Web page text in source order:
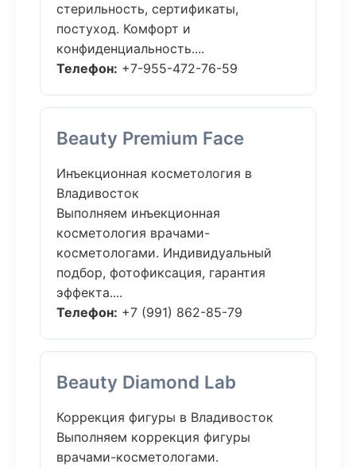
стерильность, сертификаты,
постуход. Комфорт и
конфиденциальность....
Телефон: +7-955-472-76-59
Beauty Premium Face
Инъекционная косметология в
Владивосток
Выполняем инъекционная
косметология врачами-
косметологами. Индивидуальный
подбор, фотофиксация, гарантия
эффекта....
Телефон: +7 (991) 862-85-79
Beauty Diamond Lab
Коррекция фигуры в Владивосток
Выполняем коррекция фигуры
врачами-косметологами.